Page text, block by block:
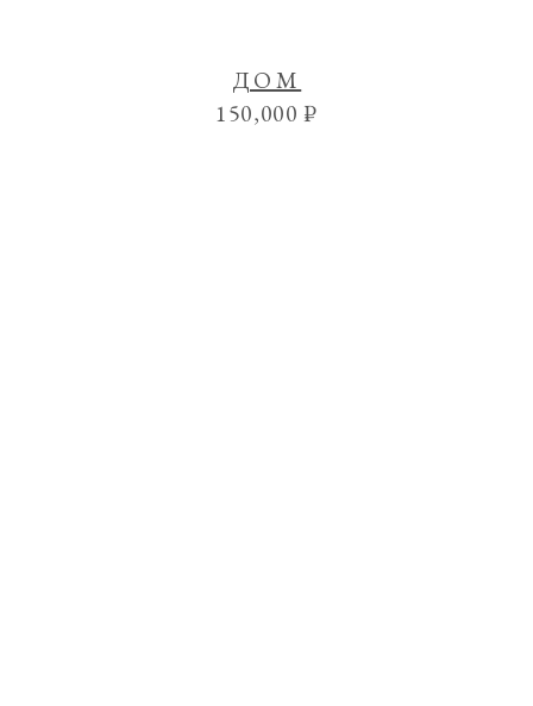
ДОМ
150,000₽